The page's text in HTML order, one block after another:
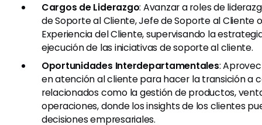
Cargos de Liderazgo: Avanzar a roles de
de Soporte al Cliente, Jefe de Soporte al Cliente
Experiencia del Cliente, supervisando la
ejecución de las iniciativas de soporte al cliente.
Oportunidades Interdepartamentales:
en atención al cliente para hacer la transición a
relacionados como la gestión de productos,
operaciones, donde los insights de los clientes
decisiones empresariales.